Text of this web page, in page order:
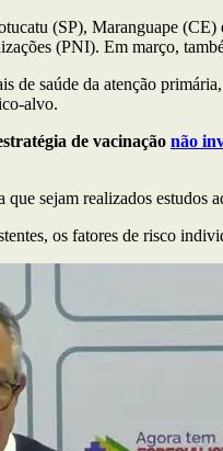
(SP), Maranguape
(PNI). Em março,
de saúde da atenção
alvo.
de vacinação não
sejam realizados estudos
os fatores de risco